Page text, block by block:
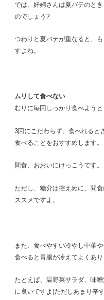
では、妊婦さんは夏バテのと
のでしょう?
つわりと夏バテが重なると、
すよね。
ムリして食べない
むりに毎回しっかり食べようと
3回にこだわらず、食べれると
食べることをおすすめします。
間食、おおいにけっこうです。
ただし、糖分は控えめに、間
ススメですよ。
また、食べやすい冷やし中華
食べると胃腸が冷えてよくあり
たとえば、温野菜サラダ、味
に良いですよ(ただしあまり辛